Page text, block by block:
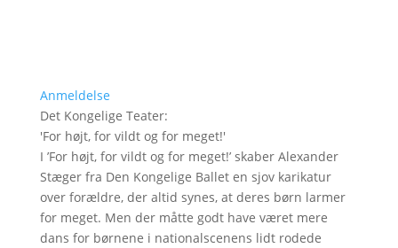
Anmeldelse
Det Kongelige Teater:
'For højt, for vildt og for meget!'
I ’For højt, for vildt og for meget!’ skaber Alexander
Stæger fra Den Kongelige Ballet en sjov karikatur
over forældre, der altid synes, at deres børn larmer
for meget. Men der måtte godt have været mere
dans for børnene i nationalscenens lidt rodede